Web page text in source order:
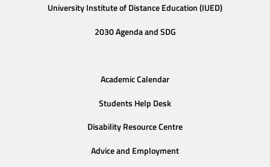
University Institute of Distance Education (IUED)
2030 Agenda and SDG
Academic Calendar
Students Help Desk
Disability Resource Centre
Advice and Employment